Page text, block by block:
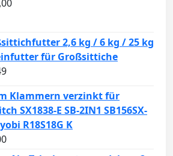
2,6 kg / 6 kg / 25 kg
für Großsittiche
Klammern verzinkt für
SX1838-E SB-2IN1 SB156SX-
R18S18G K